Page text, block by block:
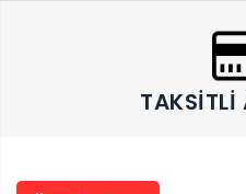
TAKSITLI